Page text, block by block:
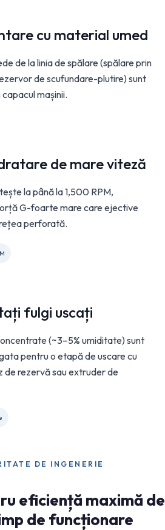
cu material umed
de la linia de spălare (spălare prin
de scufundare-plutire) sunt
mașinii.
de mare viteză
la până la 1,500 RPM,
G-foarte mare care ejective
perforată.
fulgi uscați
(~3–5% umiditate) sunt
pentru o etapă de uscare cu
de rezervă sau extruder de
DE INGENERIE
eficiență maximă de
de funcționare